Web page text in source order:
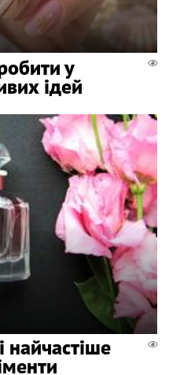
у
ідей
найчастіше